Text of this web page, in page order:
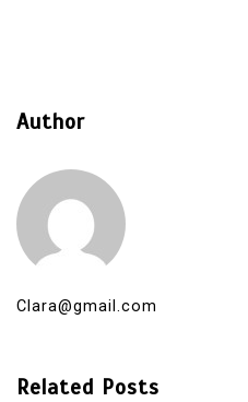
Author
Clara@gmail.com
Related Posts